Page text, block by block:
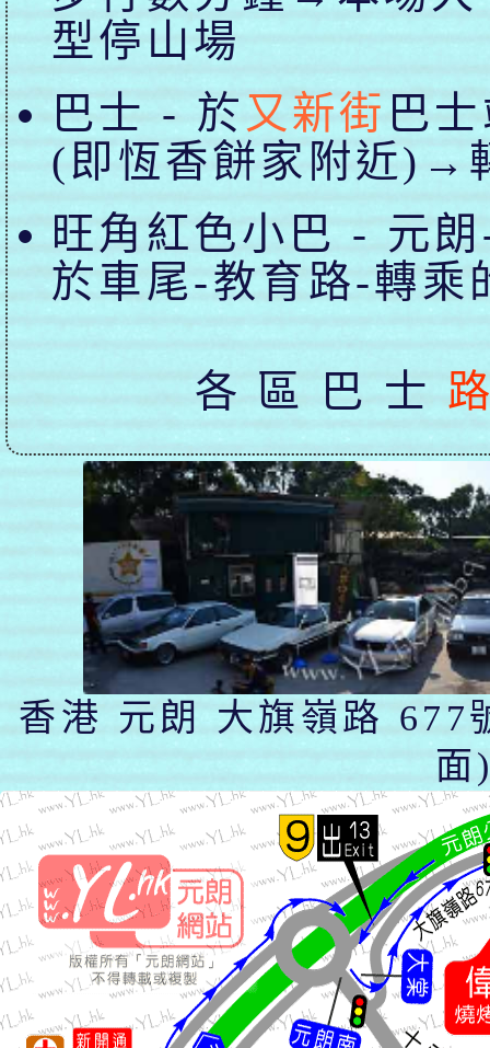
型停山場
巴士 - 於 又新街 巴
(即恆香餅家附近)→
旺角 紅色小巴 - 元
於車尾-教育路-轉乘
各 區 巴 士
香港 元朗 大旗嶺路 677
面